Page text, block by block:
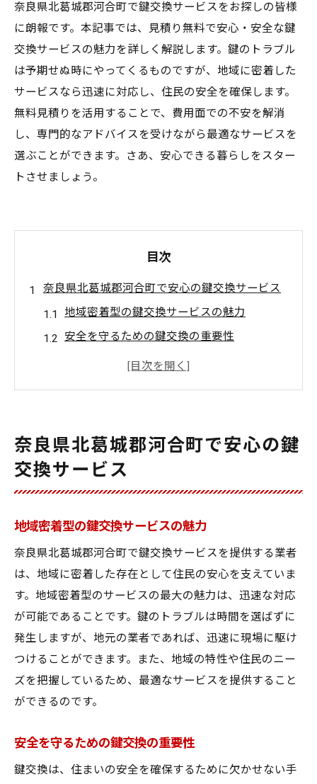
奈良県北葛城郡河合町で鍵交換サービスをお探しの皆様
に朗報です。本記事では、見積り無料で安心・安全な鍵
交換サービスの魅力を詳しく解説します。鍵のトラブル
は予期せぬ時にやってくるものですが、地域に密着した
サービスなら迅速に対応し、住民の安全を確保します。
無料見積りを活用することで、費用面での不安を解消
し、専門的なアドバイスを受けながら最適なサービスを
選ぶことができます。さあ、安心できる暮らしをスター
トさせましょう。
目次
奈良県北葛城郡河合町で安心の鍵交換サービス
地域密着型の鍵交換サービスの魅力
安全を守るための鍵交換の重要性
鍵交換サービスで安心な暮らしを実現
信頼できる鍵交換サービスの選び方
見積り無料で選ぶ鍵交換サービスのポイント
見積り無料の鍵交換サービスの利点
鍵交換サービスの費用を賢く管理
安心の鍵交換を無料見積りで実現
鍵交換のポイントは無料見積りにあり
見積り無料で鍵交換サービスを選ぶ理由
鍵交換サービスを選ぶべき理由とは
鍵交換サービスを選ぶ利点
鍵交換で暮らしの安心を確保
鍵交換サービスを選択する理由
安全性を考えた鍵交換の重要性
奈良県北葛城郡河合町で安心の鍵
交換サービス
地域密着型の鍵交換サービスの魅力
奈良県北葛城郡河合町で鍵交換サービスを提供する業者
は、地域に密着した存在として住民の安心を支えていま
す。地域密着型のサービスの最大の魅力は、迅速な対応
が可能であることです。鍵のトラブルは時間を選ばずに
発生しますが、地元の業者であれば、迅速に現場に駆け
つけることができます。また、地域の特性や住民のニー
ズを把握しているため、最適なサービスを提供すること
ができるのです。
安全を守るための鍵交換の重要性
鍵交換は、住まいの安全を確保するために欠かせない手